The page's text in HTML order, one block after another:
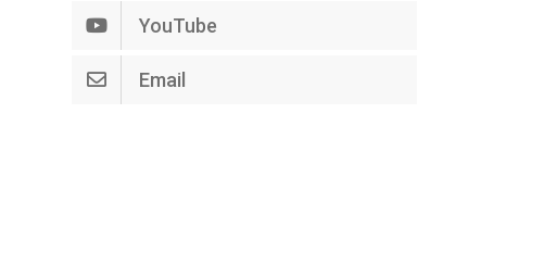
YouTube
Email